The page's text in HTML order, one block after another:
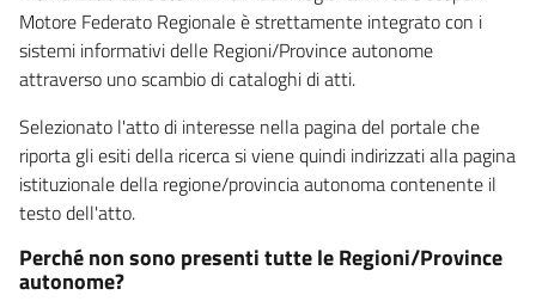
Motore Federato Regionale è strettamente integrato con i
sistemi informativi delle Regioni/Province autonome
attraverso uno scambio di cataloghi di atti.
Selezionato l'atto di interesse nella pagina del portale che
riporta gli esiti della ricerca si viene quindi indirizzati alla pagina
istituzionale della regione/provincia autonoma contenente il
testo dell'atto.
Perché non sono presenti tutte le Regioni/Province
autonome?